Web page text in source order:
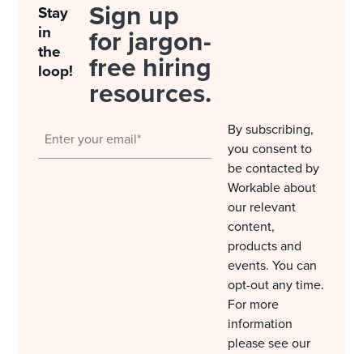
Stay
in
the
loop!
Sign up
for jargon-
free hiring
resources.
By subscribing,
you consent to
be contacted by
Workable about
our relevant
content,
products and
events. You can
opt-out any time.
For more
information
please see our